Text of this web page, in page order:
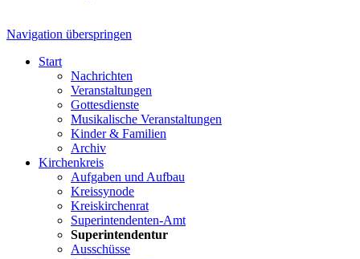
Navigation überspringen
Start
Nachrichten
Veranstaltungen
Gottesdienste
Musikalische Veranstaltungen
Kinder & Familien
Archiv
Kirchenkreis
Aufgaben und Aufbau
Kreissynode
Kreiskirchenrat
Superintendenten-Amt
Superintendentur
Ausschüsse